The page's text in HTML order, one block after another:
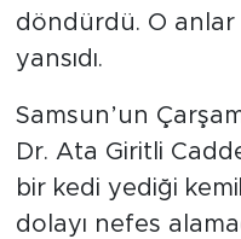
döndürdü. O anlar
yansıdı.
Samsun’un
Dr. Ata Giritli
bir kedi yediği
dolayı nefes